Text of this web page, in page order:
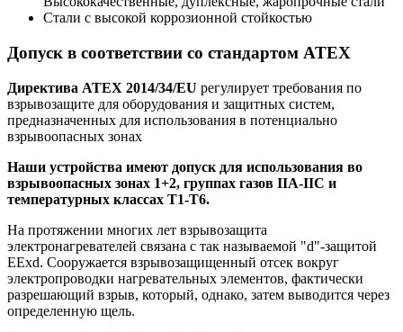
Стали с высокой коррозионной стойкостью
Допуск в соответствии со стандартом ATEX
Директива ATEX 2014/34/EU регулирует требования по
взрывозащите для оборудования и защитных систем,
предназначенных для использования в потенциально
взрывоопасных зонах
Наши устройства имеют допуск для использования во
взрывоопасных зонах 1+2, группах газов IIA-IIC и
температурных классах T1-T6.
На протяжении многих лет взрывозащита
электронагревателей связана с так называемой "d"-защитой
EExd. Сооружается взрывозащищенный отсек вокруг
электропроводки нагревательных элементов, фактически
разрешающий взрыв, который, однако, затем выводится через
определенную щель.